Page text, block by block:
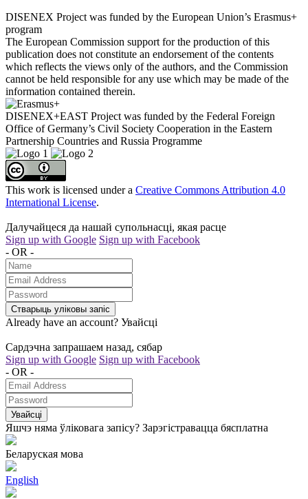
DISENEX Project was funded by the European Union’s Erasmus+
program
The European Commission support for the production of this
publication does not constitute an endorsement of the contents
which reflects the views only of the authors, and the Commission
cannot be held responsible for any use which may be made of the
information contained therein.
DISENEX+EAST Project was funded by the Federal Foreign
Office of Germany’s Civil Society Cooperation in the Eastern
Partnership Countries and Russia Programme
This work is licensed under a Creative Commons Attribution 4.0
International License.
Далучайцеся да нашай супольнасці, якая расце
Sign up with Google Sign up with Facebook
- OR -
Стварыць уліковы запіс
Already have an account? Увайсці
Сардэчна запрашаем назад, сябар
Sign up with Google Sign up with Facebook
- OR -
Увайсці
Яшчэ няма ўліковага запісу? Зарэгістравацца бясплатна
Беларуская мова
English